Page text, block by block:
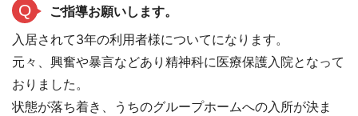
Q
ご指導お願いします。
入居されて3年の利用者様についてになります。
元々、興奮や暴言などあり精神科に医療保護入院となって
おりました。
状態が落ち着き、うちのグループホームへの入所が決ま